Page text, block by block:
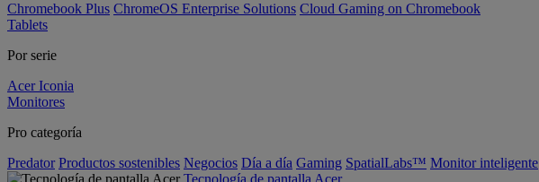
Chromebook Plus ChromeOS Enterprise Solutions Cloud Gaming on Chromebook
Tablets
Por serie
Acer Iconia
Monitores
Pro categoría
Predator Productos sostenibles Negocios Día a día Gaming SpatialLabs™ Monitor inteligente
Tecnología de pantalla Acer